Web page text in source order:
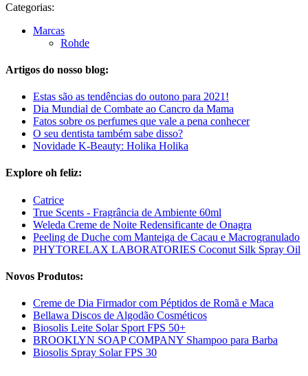
Categorias:
Marcas
Rohde
Artigos do nosso blog:
Estas são as tendências do outono para 2021!
Dia Mundial de Combate ao Cancro da Mama
Fatos sobre os perfumes que vale a pena conhecer
O seu dentista também sabe disso?
Novidade K-Beauty: Holika Holika
Explore oh feliz:
Catrice
True Scents - Fragrância de Ambiente 60ml
Weleda Creme de Noite Redensificante de Onagra
Peeling de Duche com Manteiga de Cacau e Macrogranulado
PHYTORELAX LABORATORIES Coconut Silk Spray Oil
Novos Produtos:
Creme de Dia Firmador com Péptidos de Romã e Maca
Bellawa Discos de Algodão Cosméticos
Biosolis Leite Solar Sport FPS 50+
BROOKLYN SOAP COMPANY Shampoo para Barba
Biosolis Spray Solar FPS 30